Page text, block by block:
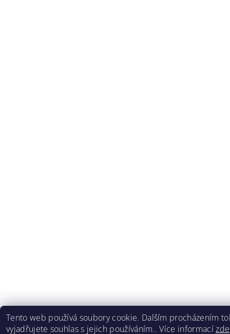
Tento web používá soubory cookie. Dalším procházením
vyjadřujete souhlas s jejich používáním.. Více informacízde